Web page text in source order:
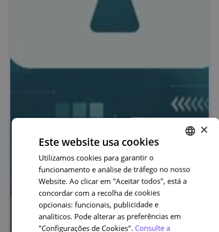
ENGLISH
×
Este website usa cookies
Utilizamos cookies para garantir o
funcionamento e análise de tráfego no nosso
Website. Ao clicar em "Aceitar todos", está a
concordar com a recolha de cookies
opcionais: funcionais, publicidade e
analíticos. Pode alterar as preferências em
"Configurações de Cookies". Consulte a